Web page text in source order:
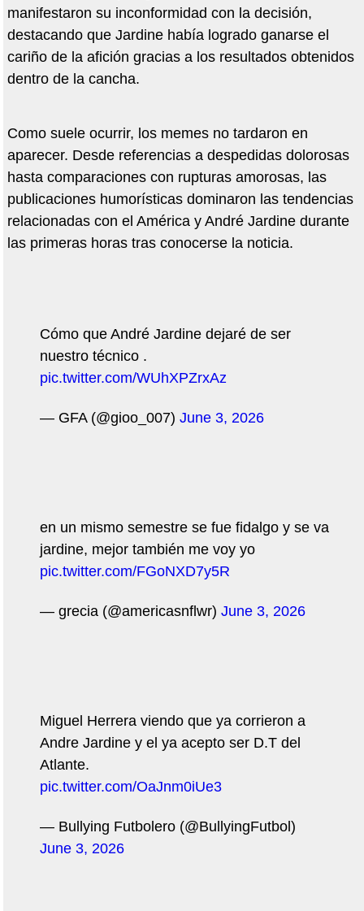
manifestaron su inconformidad con la decisión,
destacando que Jardine había logrado ganarse el
cariño de la afición gracias a los resultados obtenidos
dentro de la cancha.
Como suele ocurrir, los memes no tardaron en
aparecer. Desde referencias a despedidas dolorosas
hasta comparaciones con rupturas amorosas, las
publicaciones humorísticas dominaron las tendencias
relacionadas con el América y André Jardine durante
las primeras horas tras conocerse la noticia.
Cómo que André Jardine dejaré de ser
nuestro técnico .
pic.twitter.com/WUhXPZrxAz
— GFA (@gioo_007) June 3, 2026
en un mismo semestre se fue fidalgo y se va
jardine, mejor también me voy yo
pic.twitter.com/FGoNXD7y5R
— grecia (@americasnflwr) June 3, 2026
Miguel Herrera viendo que ya corrieron a
Andre Jardine y el ya acepto ser D.T del
Atlante.
pic.twitter.com/OaJnm0iUe3
— Bullying Futbolero (@BullyingFutbol)
June 3, 2026